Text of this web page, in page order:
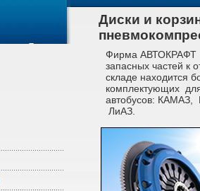
Диски и
Фирма АВТОКРАФТ
запасных частей к
складе находится
комплектующих
автобусов:
ЛиАЗ.